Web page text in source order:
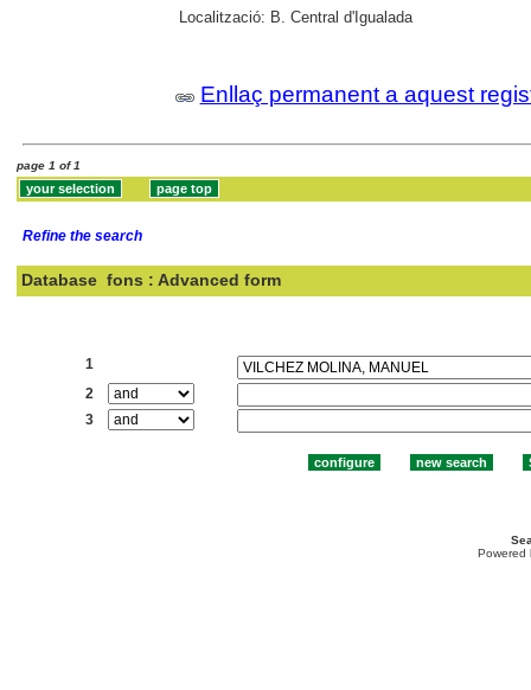
Localització: B. Central d'Igualada
Enllaç permanent a aquest
page 1 of 1
Refine the search
Database fons : Advanced form
1
2
3